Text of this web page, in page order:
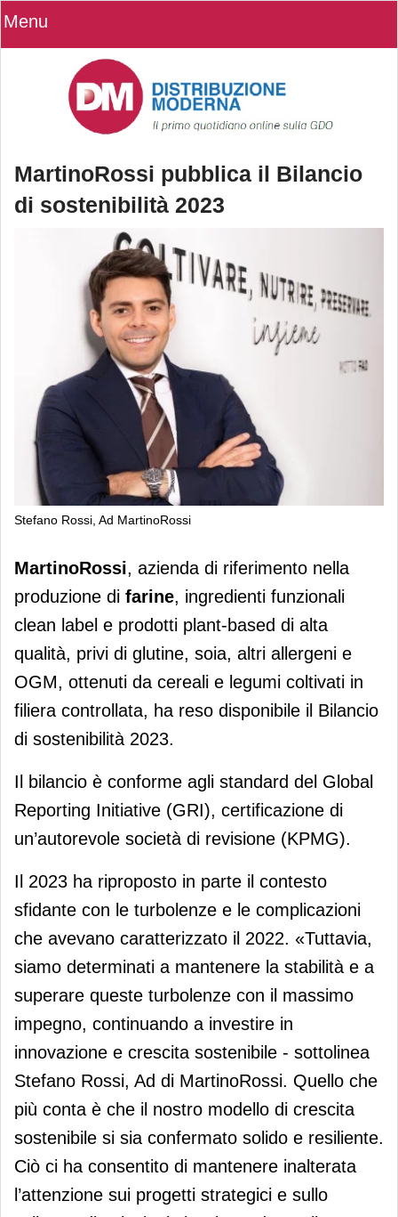
Menu
MartinoRossi pubblica il Bilancio
di sostenibilità 2023
Stefano Rossi, Ad MartinoRossi
MartinoRossi pubblica il Bilancio di
sostenibilità 2023
MartinoRossi, azienda di riferimento nella
produzione di farine, ingredienti funzionali
clean label e prodotti plant-based di alta
qualità, privi di glutine, soia, altri allergeni e
OGM, ottenuti da cereali e legumi coltivati in
filiera controllata, ha reso disponibile il Bilancio
di sostenibilità 2023.
Il bilancio è conforme agli standard del Global
Reporting Initiative (GRI), certificazione di
un’autorevole società di revisione (KPMG).
Il 2023 ha riproposto in parte il contesto
sfidante con le turbolenze e le complicazioni
che avevano caratterizzato il 2022. «Tuttavia,
siamo determinati a mantenere la stabilità e a
superare queste turbolenze con il massimo
impegno, continuando a investire in
innovazione e crescita sostenibile - sottolinea
Stefano Rossi, Ad di MartinoRossi. Quello che
più conta è che il nostro modello di crescita
sostenibile si sia confermato solido e resiliente.
Ciò ci ha consentito di mantenere inalterata
l’attenzione sui progetti strategici e sullo